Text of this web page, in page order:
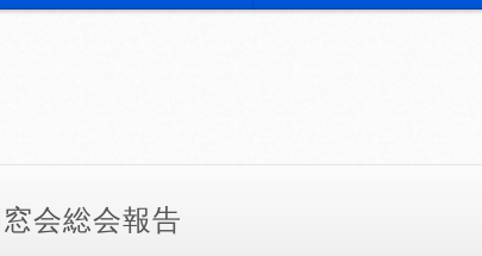
会総会報告